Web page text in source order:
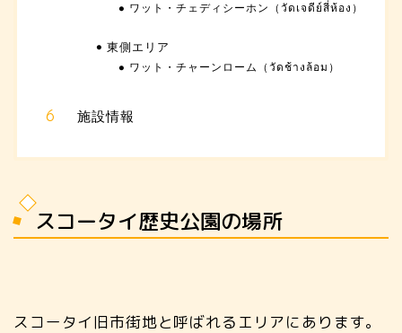
ワット・チェディシーホン（วัดเจดีย์สี่ห้อง）
東側エリア
ワット・チャーンローム（วัดช้างล้อม）
施設情報
スコータイ歴史公園の場所
スコータイ旧市街地と呼ばれるエリアにあります。